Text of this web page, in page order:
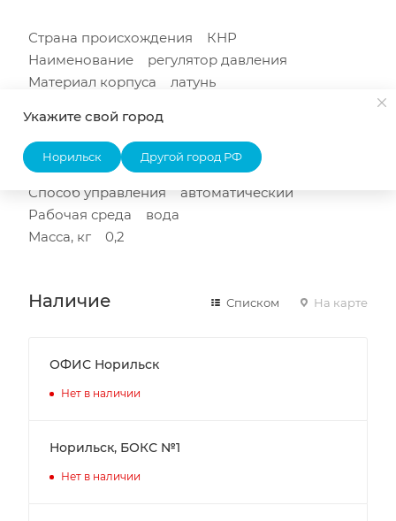
Страна происхождения КНР
Наименование регулятор давления
Материал корпуса латунь
DN 15
PN, кгс/см2 16
Модель КРДв
Способ управления автоматический
Рабочая среда вода
Масса, кг 0,2
Наличие Списком На карте
ОФИС Норильск
Нет в наличии
Норильск, БОКС №1
Нет в наличии
Укажите свой город
Норильск Другой город РФ